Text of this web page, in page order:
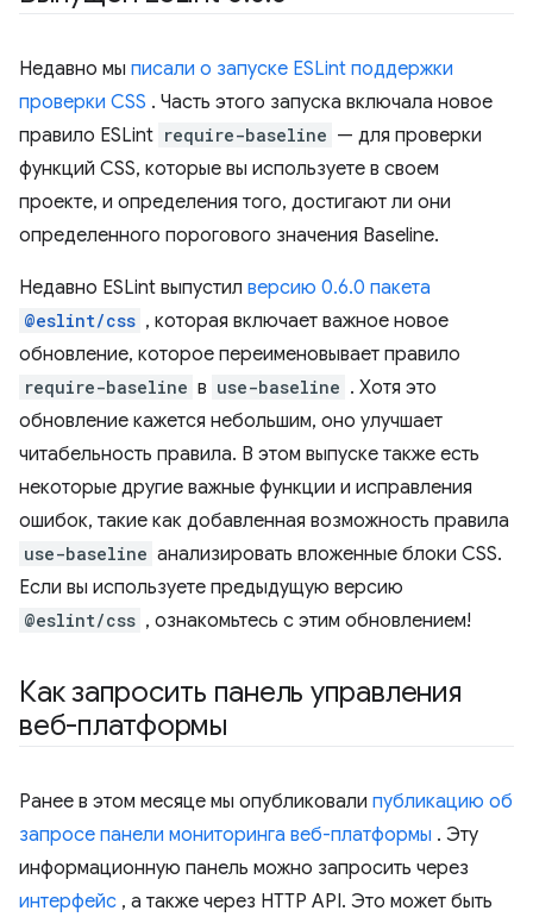
Недавно мы писали о запуске ESLint поддержки
проверки CSS . Часть этого запуска включала новое
правило ESLint require-baseline — для проверки
функций CSS, которые вы используете в своем
проекте, и определения того, достигают ли они
определенного порогового значения Baseline.
Недавно ESLint выпустил версию 0.6.0 пакета
@eslint/css , которая включает важное новое
обновление, которое переименовывает правило
require-baseline в use-baseline . Хотя это
обновление кажется небольшим, оно улучшает
читабельность правила. В этом выпуске также есть
некоторые другие важные функции и исправления
ошибок, такие как добавленная возможность правила
use-baseline анализировать вложенные блоки CSS.
Если вы используете предыдущую версию
@eslint/css , ознакомьтесь с этим обновлением!
Как запросить панель управления
веб-платформы
Ранее в этом месяце мы опубликовали публикацию об
запросе панели мониторинга веб-платформы . Эту
информационную панель можно запросить через
интерфейс , а также через HTTP API. Это может быть